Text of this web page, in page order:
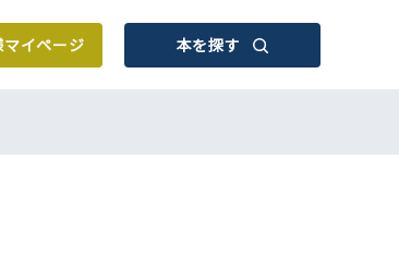
マイページ 本を探す